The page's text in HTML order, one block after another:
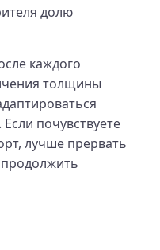
долю
каждого
толщины
почувствуете
лучше прервать